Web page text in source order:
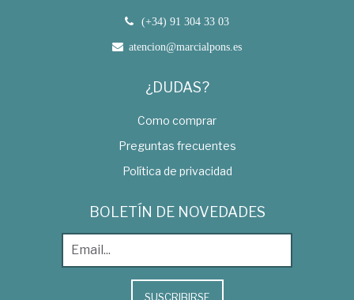
(+34) 91 304 33 03
atencion@marcialpons.es
¿DUDAS?
Como comprar
Preguntas frecuentes
Política de privacidad
BOLETÍN DE NOVEDADES
SUSCRIBIRSE